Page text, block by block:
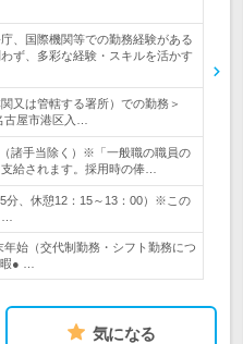
、国際機関等での勤務経験がある
ず、多彩な経験・スキルを活かす
又は管轄する署所）での勤務＞
古屋市港区入…
諸手当除く）※「一般職の職員の
給されます。採用時の俸…
分、休憩12：15～13：00）※この
始（交代制勤務・シフト勤務につ
● …
気になる